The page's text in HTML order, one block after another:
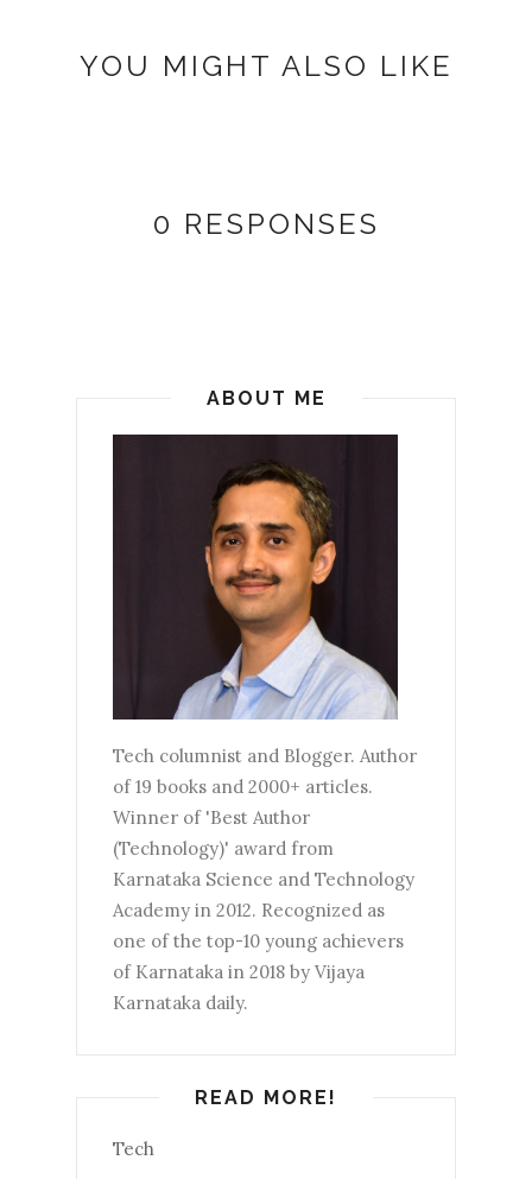
YOU MIGHT ALSO LIKE
0 RESPONSES
ABOUT ME
Tech columnist and Blogger. Author
of 19 books and 2000+ articles.
Winner of 'Best Author
(Technology)' award from
Karnataka Science and Technology
Academy in 2012. Recognized as
one of the top-10 young achievers
of Karnataka in 2018 by Vijaya
Karnataka daily.
READ MORE!
Tech